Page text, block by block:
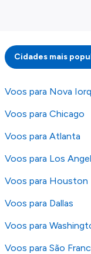
integridade
publicada,
as
fazer uma
os nossos
Cidades mais
Voos para Nova
Voos para Chicago
Voos para Atlanta
Voos para Los
Voos para Houston
Voos para Dallas
Voos para
Voos para São